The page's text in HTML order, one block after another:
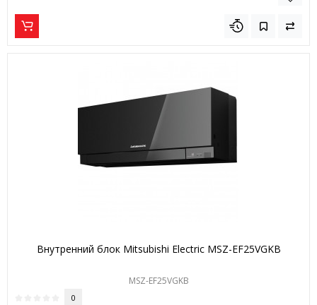
Внутренний блок Mitsubishi Electric MSZ-EF25VGKB
MSZ-EF25VGKB
0